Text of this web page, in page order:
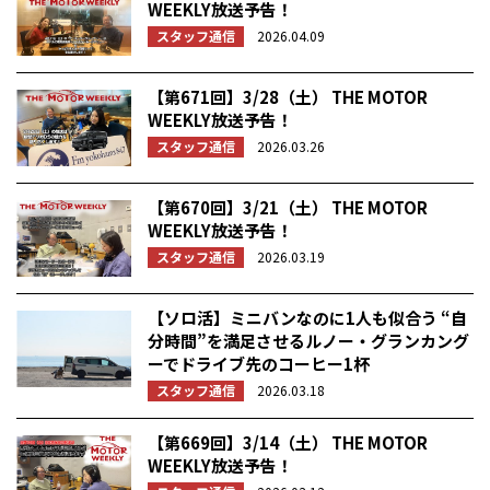
WEEKLY放送予告！
スタッフ通信 2026.04.09
【第671回】3/28（土） THE MOTOR
WEEKLY放送予告！
スタッフ通信 2026.03.26
【第670回】3/21（土） THE MOTOR
WEEKLY放送予告！
スタッフ通信 2026.03.19
【ソロ活】ミニバンなのに1人も似合う “自
分時間”を満足させるルノー・グランカング
ーでドライブ先のコーヒー1杯
スタッフ通信 2026.03.18
【第669回】3/14（土） THE MOTOR
WEEKLY放送予告！